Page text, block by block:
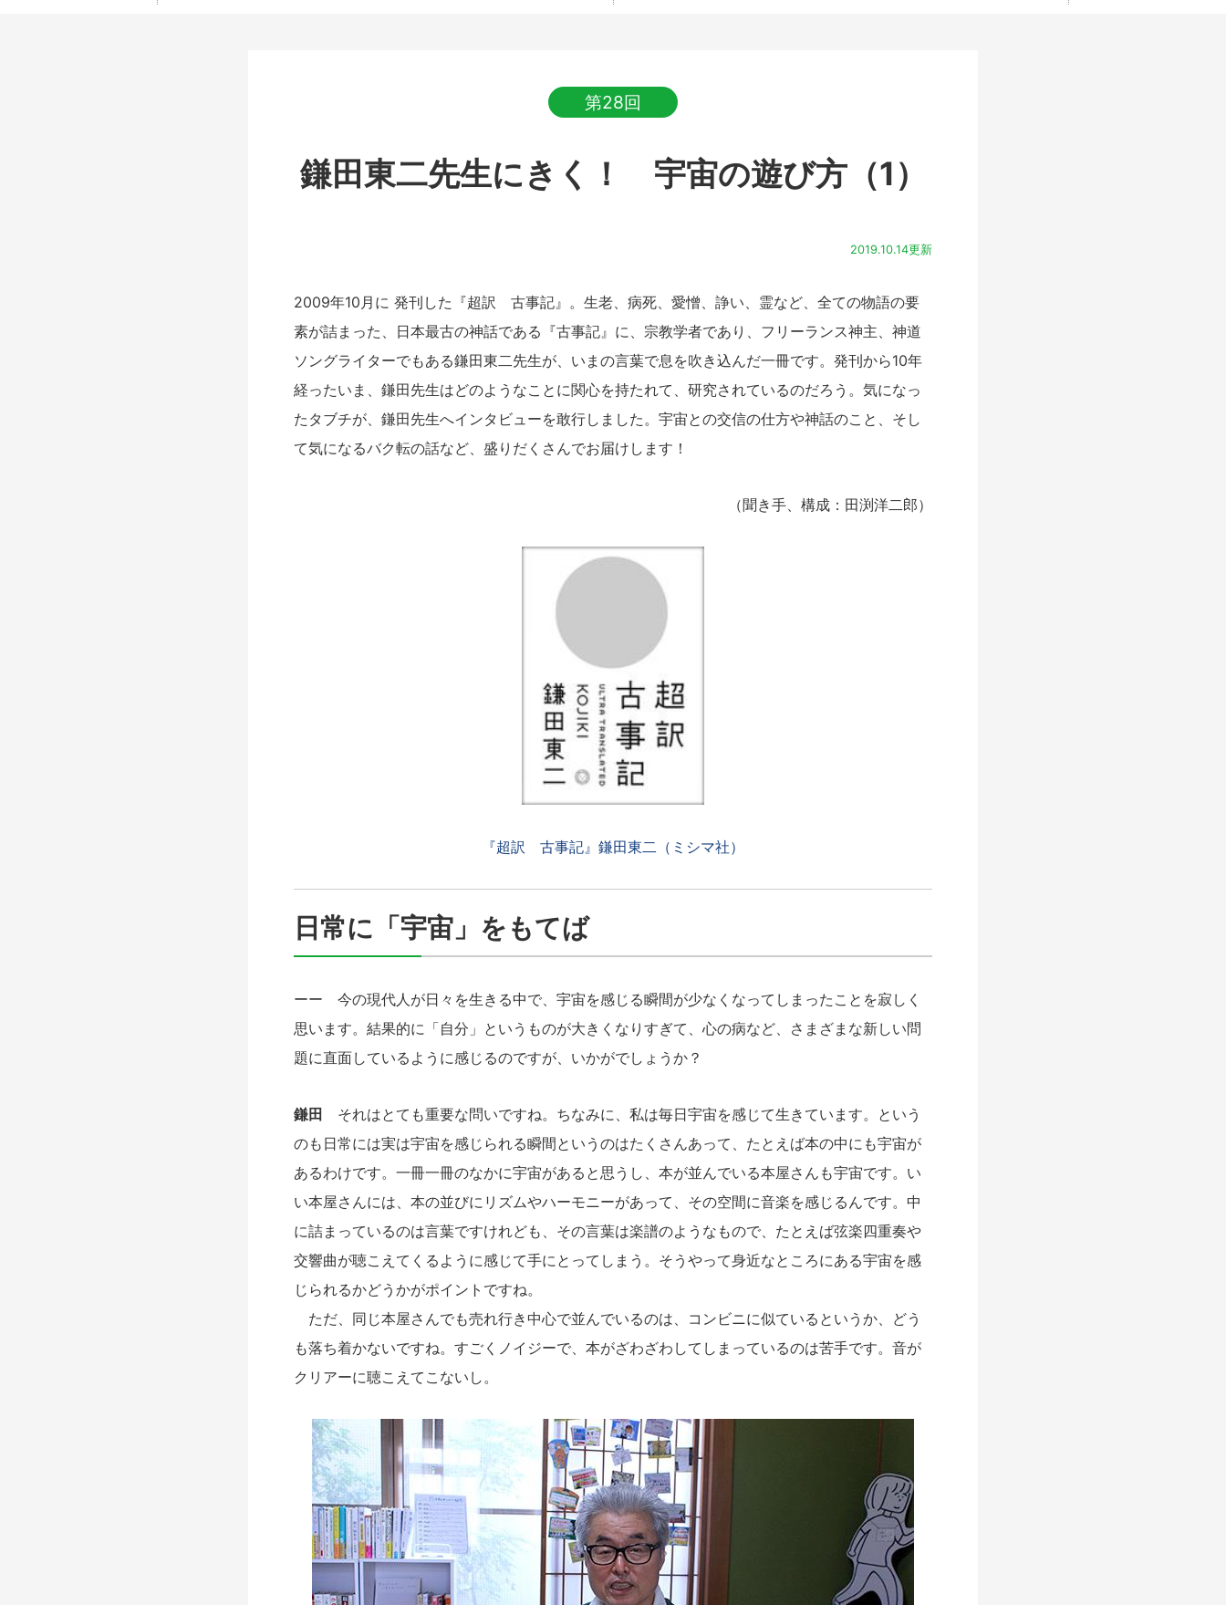
第28回
鎌田東二先生にきく！ 宇宙の遊び方（1）
2019.10.14更新
2009年10月に 発刊した『超訳 古事記』。生老、病死、愛憎、諍い、霊など、全ての物語の要
素が詰まった、日本最古の神話である『古事記』に、宗教学者であり、フリーランス神主、神道
ソングライターでもある鎌田東二先生が、いまの言葉で息を吹き込んだ一冊です。発刊から10年
経ったいま、鎌田先生はどのようなことに関心を持たれて、研究されているのだろう。気になっ
たタブチが、鎌田先生へインタビューを敢行しました。宇宙との交信の仕方や神話のこと、そし
て気になるバク転の話など、盛りだくさんでお届けします！
（聞き手、構成：田渕洋二郎）
『超訳 古事記』鎌田東二（ミシマ社）
日常に「宇宙」をもてば
ーー 今の現代人が日々を生きる中で、宇宙を感じる瞬間が少なくなってしまったことを寂しく
思います。結果的に「自分」というものが大きくなりすぎて、心の病など、さまざまな新しい問
題に直面しているように感じるのですが、いかがでしょうか？
鎌田
それはとても重要な問いですね。ちなみに、私は毎日宇宙を感じて生きています。という
のも日常には実は宇宙を感じられる瞬間というのはたくさんあって、たとえば本の中にも宇宙が
あるわけです。一冊一冊のなかに宇宙があると思うし、本が並んでいる本屋さんも宇宙です。い
い本屋さんには、本の並びにリズムやハーモニーがあって、その空間に音楽を感じるんです。中
に詰まっているのは言葉ですけれども、その言葉は楽譜のようなもので、たとえば弦楽四重奏や
交響曲が聴こえてくるように感じて手にとってしまう。そうやって身近なところにある宇宙を感
じられるかどうかがポイントですね。
ただ、同じ本屋さんでも売れ行き中心で並んでいるのは、コンビニに似ているというか、どう
も落ち着かないですね。すごくノイジーで、本がざわざわしてしまっているのは苦手です。音が
クリアーに聴こえてこないし。